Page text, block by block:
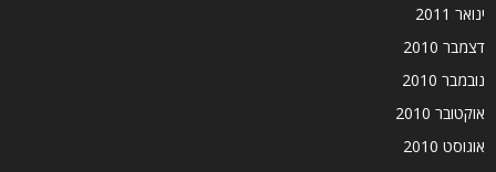
ינואר 2011
דצמבר 2010
נובמבר 2010
אוקטובר 2010
אוגוסט 2010